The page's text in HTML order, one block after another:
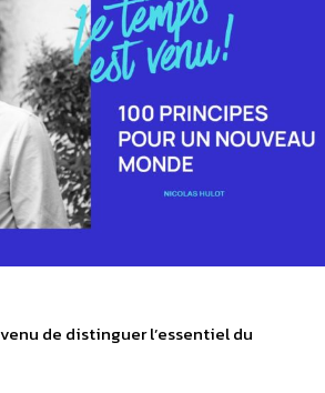
de distinguer l’essentiel du